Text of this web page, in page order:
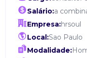
Salário:a
Empresa:hrsoul
Local:Sao Paulo
Modalidade: